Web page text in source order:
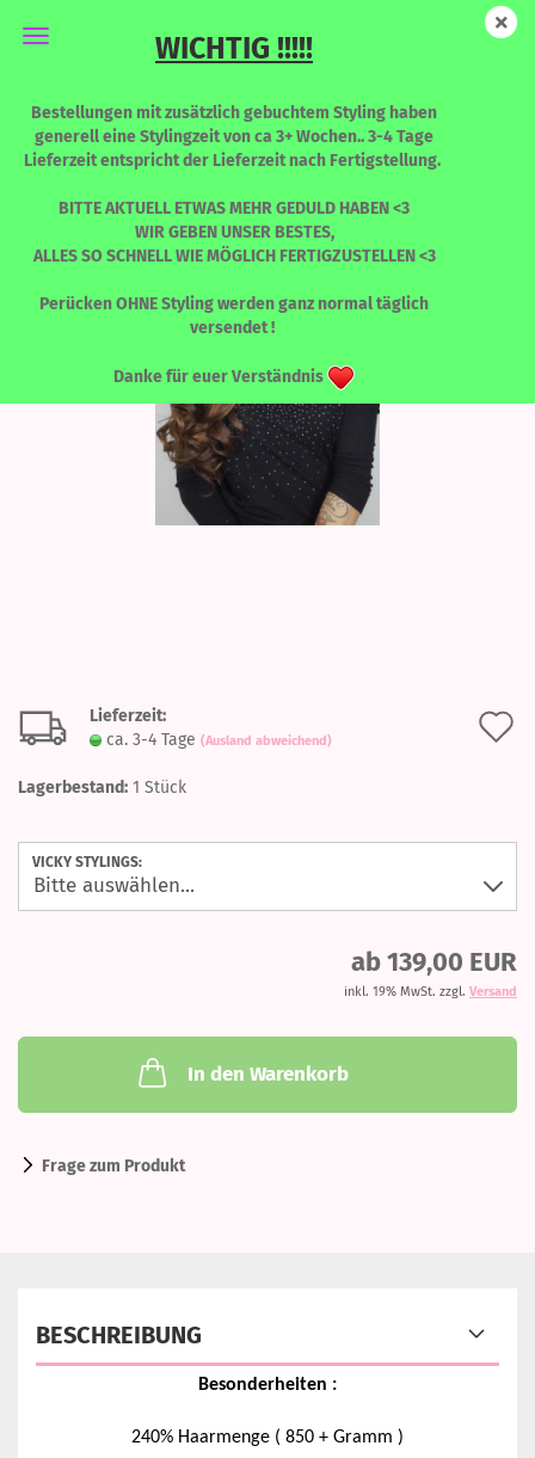
WICHTIG !!!!!
Bestellungen mit zusätzlich gebuchtem Styling haben
generell eine Stylingzeit von ca 3+ Wochen.. 3-4 Tage
Lieferzeit entspricht der Lieferzeit nach Fertigstellung.
BITTE AKTUELL ETWAS MEHR GEDULD HABEN <3
WIR GEBEN UNSER BESTES,
ALLES SO SCHNELL WIE MÖGLICH FERTIGZUSTELLEN <3
Perücken OHNE Styling werden ganz normal täglich
versendet !
Danke für euer Verständnis
Vicky - Bellé
Lieferzeit:
ca. 3-4 Tage (Ausland abweichend)
Lagerbestand: 1 Stück
VICKY STYLINGS:
ab 139,00 EUR
inkl. 19% MwSt. zzgl. Versand
In den Warenkorb
Frage zum Produkt
BESCHREIBUNG
Besonderheiten :
240% Haarmenge ( 850 + Gramm )